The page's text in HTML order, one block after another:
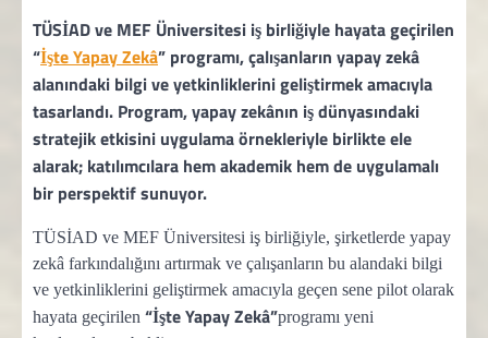
TÜSİAD ve MEF Üniversitesi iş birliğiyle hayata geçirilen
“İşte Yapay Zekâ” programı, çalışanların yapay zekâ
alanındaki bilgi ve yetkinliklerini geliştirmek amacıyla
tasarlandı. Program, yapay zekânın iş dünyasındaki
stratejik etkisini uygulama örnekleriyle birlikte ele
alarak; katılımcılara hem akademik hem de uygulamalı
bir perspektif sunuyor.
TÜSİAD ve MEF Üniversitesi iş birliğiyle, şirketlerde yapay
zekâ farkındalığını artırmak ve çalışanların bu alandaki bilgi
ve yetkinliklerini geliştirmek amacıyla geçen sene pilot olarak
hayata geçirilen “İşte Yapay Zekâ”programı yeni